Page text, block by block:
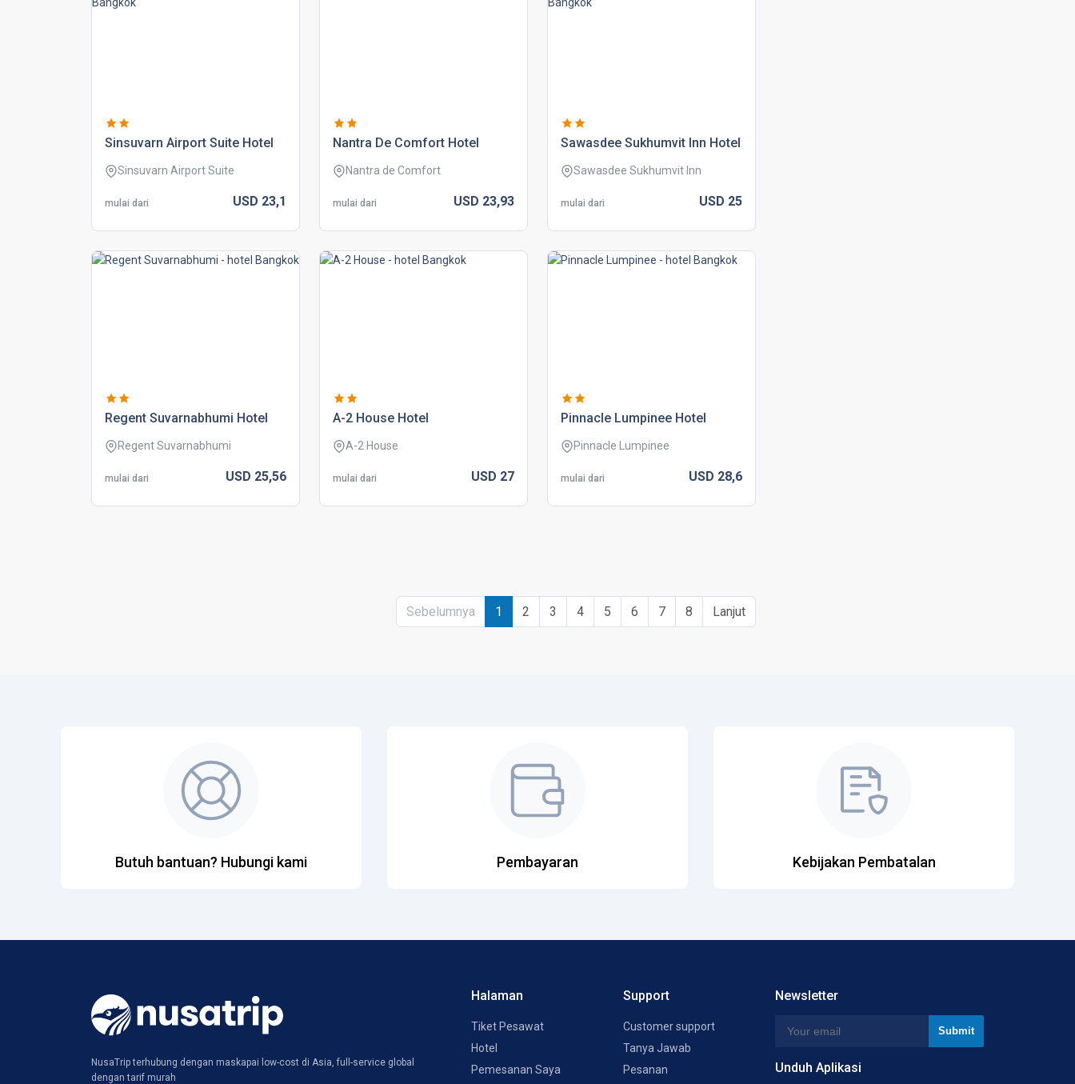
sinsuvarn airport suite hotel
Sinsuvarn Airport Suite
mulai dari USD 23,1
nantra de comfort hotel
Nantra de Comfort
mulai dari USD 23,93
sawasdee sukhumvit inn hotel
Sawasdee Sukhumvit Inn
mulai dari USD 25
regent suvarnabhumi hotel
Regent Suvarnabhumi
mulai dari USD 25,56
a-2 house hotel
A-2 House
mulai dari USD 27
pinnacle lumpinee hotel
Pinnacle Lumpinee
mulai dari USD 28,6
Sebelumnya 1 2 3 4 5 6 7 8 Lanjut
Butuh bantuan? Hubungi kami Pembayaran Kebijakan Pembatalan
NusaTrip terhubung dengan maskapai low-cost di Asia, full-service global
dengan tarif murah
Halaman
Tiket Pesawat
Hotel
Pemesanan Saya
Support
Customer support
Tanya Jawab
Pesanan
Newsletter
Unduh Aplikasi